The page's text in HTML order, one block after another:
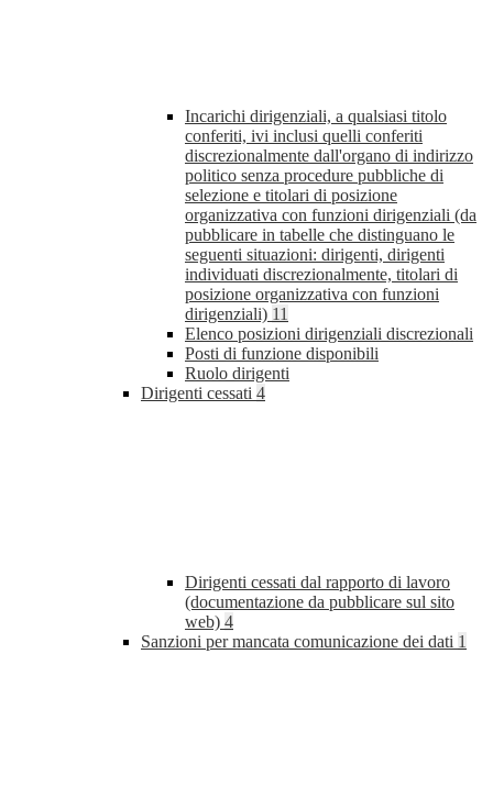
Incarichi dirigenziali, a qualsiasi titolo
conferiti, ivi inclusi quelli conferiti
discrezionalmente dall'organo di indirizzo
politico senza procedure pubbliche di
selezione e titolari di posizione
organizzativa con funzioni dirigenziali (da
pubblicare in tabelle che distinguano le
seguenti situazioni: dirigenti, dirigenti
individuati discrezionalmente, titolari di
posizione organizzativa con funzioni
dirigenziali) 11
Elenco posizioni dirigenziali discrezionali
Posti di funzione disponibili
Ruolo dirigenti
Dirigenti cessati 4
Dirigenti cessati dal rapporto di lavoro
(documentazione da pubblicare sul sito
web) 4
Sanzioni per mancata comunicazione dei dati 1